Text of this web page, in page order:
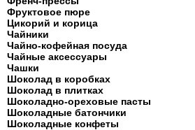
Фруктовое пюре
Цикорий и корица
Чайники
Чайно-кофейная посуда
Чайные аксессуары
Чашки
Шоколад в коробках
Шоколад в плитках
Шоколадно-ореховые пасты
Шоколадные батончики
Шоколадные конфеты